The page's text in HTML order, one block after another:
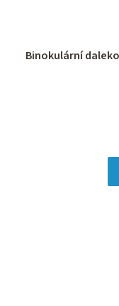
Binokulární